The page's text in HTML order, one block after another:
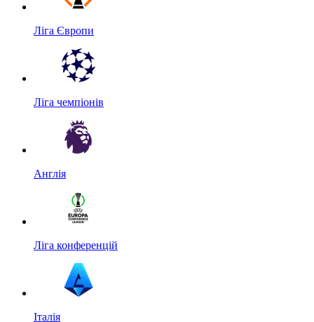
Ліга Європи
Ліга чемпіонів
Англія
Ліга конференцій
Італія